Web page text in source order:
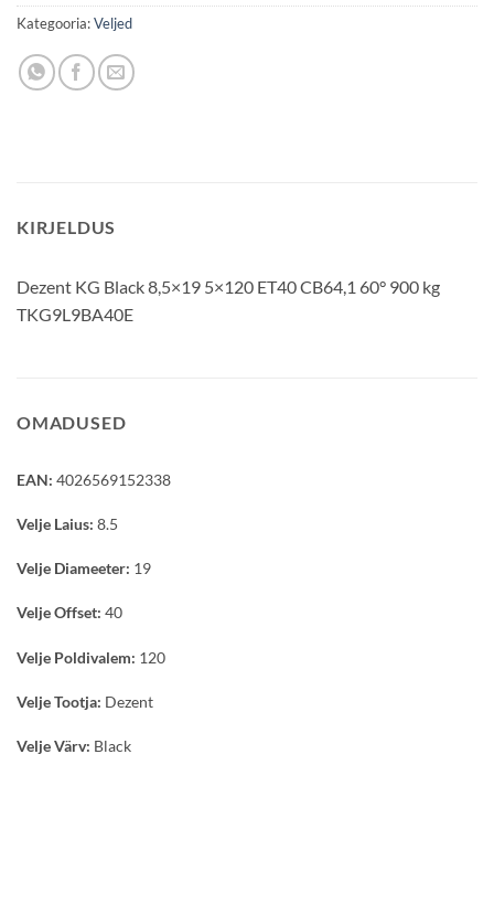
Kategooria:Veljed
KIRJELDUS
Dezent KG Black 8,5×19 5×120 ET40 CB64,1 60° 900 kg
TKG9L9BA40E
OMADUSED
EAN: 4026569152338
Velje Laius: 8.5
Velje Diameeter: 19
Velje Offset: 40
Velje Poldivalem: 120
Velje Tootja: Dezent
Velje Värv: Black